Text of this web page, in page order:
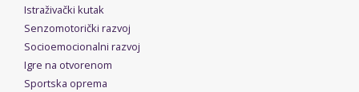
Istraživački kutak
Senzomotorički razvoj
Socioemocionalni razvoj
Igre na otvorenom
Sportska oprema